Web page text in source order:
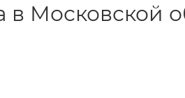
в Московской